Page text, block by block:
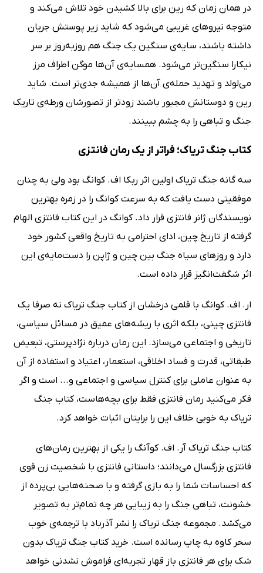
در همان زمان که رین برای بالا کشیدن خود تلاش می‌کند و
متوجه نیروهای غریبی می‌شود که شاید زیر پوستش جریان
داشته باشند، سایه‌ی سنگین یک جنگ هم روزبه‌روز بر سر
نیکارا سنگین‌تر می‌شود. همسایه‌ی آن‌ها موگن اطراف مرز
می‌لولد و تهدید حمله‌ی آن‌ها از همیشه جدی‌تر است. شاید
رین و دوستانش مجبور باشند زودتر از تصورشان ورطه‌ی تاریک
جنگ و تباهی را به چشم ببینند.
کتاب جنگ تریاک؛ فراتر از یک رمان فانتزی
سه گانه جنگ تریاک اولین اثر ربکا اف. کوانگ بود ولی به چنان
موفقیتی دست یافت که به سرعت کوانگ را در زمره بهترین
نویسندگان ژانر فانتزی قرار داد. کوانگ در این کتاب فانتزی الهام
گرفته از تاریخ چین، ادای احترامی به تاریخ واقعی کشور خود
دارد و روزهای سیاه جنگ بین چین و ژاپن را دست‌مایه‌ی این
اثر شگفت‌انگیز قرار داده است.
ار. اف. کوانگ با قلمی درخشان از کتاب جنگ تریاک نه صرفا یک
فانتزی چینی، بلکه اثری با ریشه‌های عمیق در مسائل سیاسی،
تاریخی و اجتماعی می‌سازد. این رمان درباره نژادپرستی،‌ تبعیض
طبقاتی، قدرت و فساد اخلاقی، استعمار، اعتیاد و استفاده از آن
به عنوان عاملی برای کنترل سیاسی و اجتماعی و... است و اگر
فکر می‌کنید رمان فانتزی فقط برای بچه‌هاست، کتاب جنگ
تریاک به خوبی خلاف این را برایتان اثبات خواهد کرد.
کتاب جنگ تریاک آر. اف. کوآنگ را یکی از بهترین رمان‌های
فانتزی بزرگسال می‌دانند؛ داستانی فانتزی با شخصیت زن قوی
که احساسات شما را به بازی گرفته و با صحنه‌هایی بی‌پرده از
خشونت، تباهی جنگ را به زیبایی هر چه تمام‌تر به تصویر
می‌کشد. مجموعه جنگ تریاک را نشر آذرباد با ترجمه‌ی خوب
سحر کاوه به چاپ رسانده است. خرید کتاب جنگ تریاک بدون
شک برای هر فانتزی باز قهار تجربه‌ای فراموش نشدنی خواهد